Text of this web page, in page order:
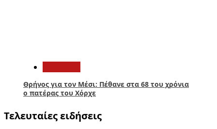
Θρήνος για τον Μέσι: Πέθανε στα 68 του χρόνια
ο πατέρας του Χόρχε
Τελευταίες ειδήσεις